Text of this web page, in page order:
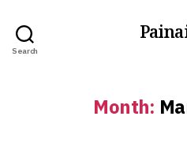
Search
Month: